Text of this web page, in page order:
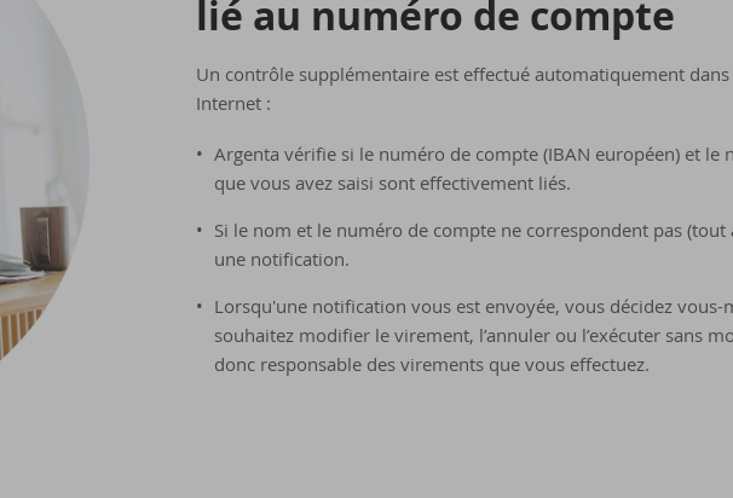
lié au nu­mé­ro de compte
Un contrôle supplémentaire est effectué automatiquement
Internet :
Argenta vérifie si le numéro de compte (IBAN européen) et le
que vous avez saisi sont effectivement liés.
Si le nom et le numéro de compte ne correspondent pas (tout
une notification.
Lorsqu'une notification vous est envoyée, vous décidez vous-
souhaitez modifier le virement, l’annuler ou l’exécuter sans
donc responsable des virements que vous effectuez.